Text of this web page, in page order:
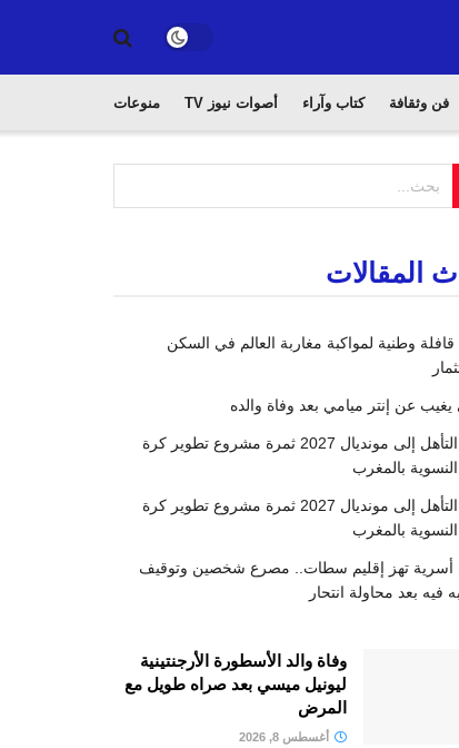
فن وثقافة كتاب وآراء أصوات نيوز TV منوعات
المقالات
قافلة وطنية لمواكبة مغاربة العالم في السكن
عن إنتر ميامي بعد وفاة والده
فيلدا: التأهل إلى مونديال 2027 ثمرة مشروع تطوير كرة
بالمغرب
فيلدا: التأهل إلى مونديال 2027 ثمرة مشروع تطوير كرة
بالمغرب
أسرية تهز إقليم سطات.. مصرع شخصين وتوقيف
فيه بعد محاولة انتحار
وفاة والد الأسطورة الأرجنتينية
ليونيل ميسي بعد صراه طويل مع
المرض
أغسطس 8, 2026